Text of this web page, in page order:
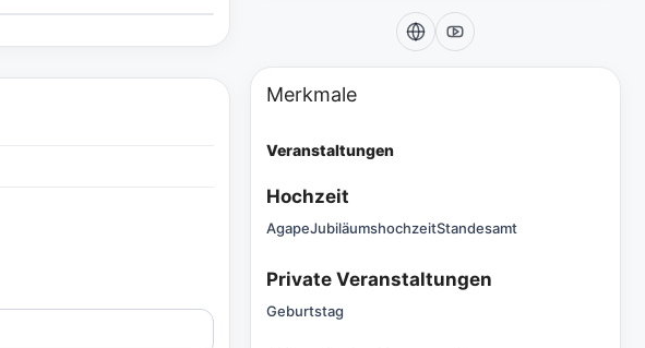
Merkmale
Veranstaltungen
Hochzeit
AgapeJubiläumshochzeitStandesamt
Private Veranstaltungen
Geburtstag